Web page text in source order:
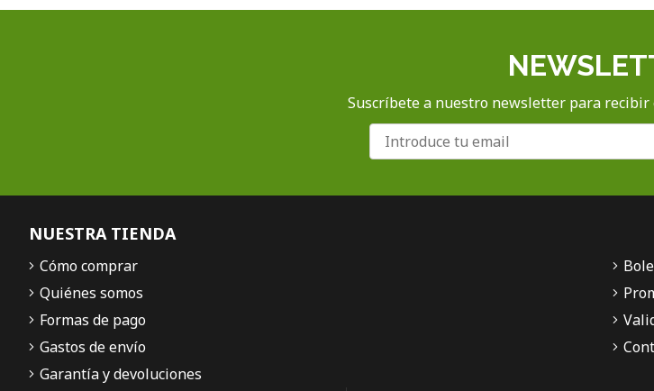
Suscríbete a nuestro newsletter para recibir
NUESTRA TIENDA
Cómo comprar
Quiénes somos
Formas de pago
Gastos de envío
Garantía y devoluciones